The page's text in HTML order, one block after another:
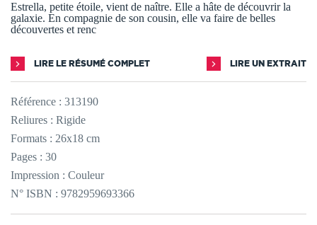
Estrella, petite étoile, vient de naître. Elle a hâte de découvrir la
galaxie. En compagnie de son cousin, elle va faire de belles
découvertes et renc
LIRE LE RÉSUMÉ COMPLET LIRE UN EXTRAIT
Référence : 313190
Reliures : Rigide
Formats : 26x18 cm
Pages : 30
Impression : Couleur
N° ISBN : 9782959693366